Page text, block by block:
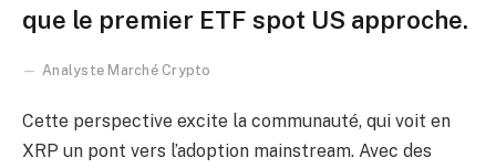
que le premier ETF spot US approche.
Analyste Marché Crypto
Cette perspective excite la communauté, qui voit en
XRP un pont vers l’adoption mainstream. Avec des